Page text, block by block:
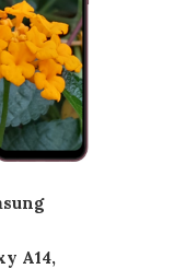
A14,